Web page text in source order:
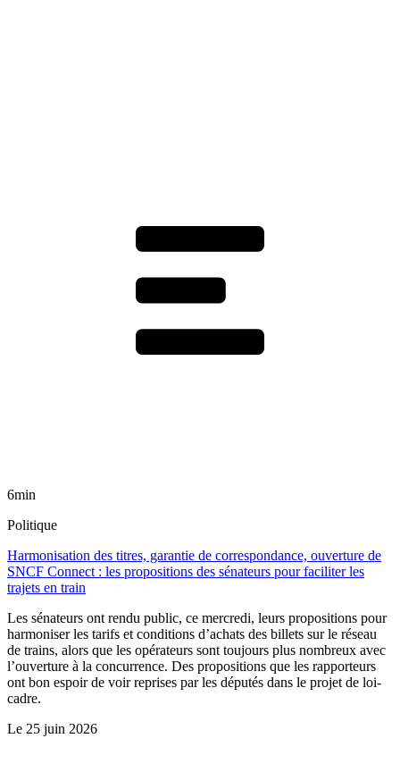
6min
Politique
Harmonisation des titres, garantie de correspondance, ouverture de
SNCF Connect : les propositions des sénateurs pour faciliter les
trajets en train
Les sénateurs ont rendu public, ce mercredi, leurs propositions pour
harmoniser les tarifs et conditions d’achats des billets sur le réseau
de trains, alors que les opérateurs sont toujours plus nombreux avec
l’ouverture à la concurrence. Des propositions que les rapporteurs
ont bon espoir de voir reprises par les députés dans le projet de loi-
cadre.
Le 25 juin 2026